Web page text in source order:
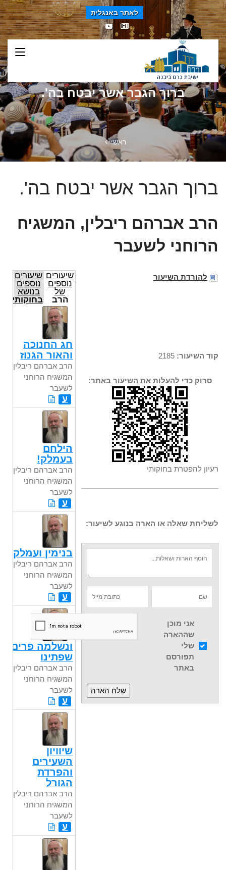
לאתר באנגלית
ברוך הגבר אשר יבטח בה'.
ראשי
ברוך הגבר אשר יבטח בה'.
הרב אברהם ריבלין, המשגיח
הרוחני לשעבר
להורדת השיעור
קוד השיעור:
סרוק כדי להעלות את השיעור באתר:
רעיון להפטרת בחוקותי
לשליחת שאלה או הארה בנוגע לשיעור:
אני מוכן
שההארה
שלי
תפורסם
באתר
שיעורים
נוספים
של
הרב
אברהם
ריבלין,
המשגיח
הרוחני
לשעבר
שיעורים
נוספים
בנושא
בחוקותי
חג החנוכה
והאור הגנוז
הרב אברהם ריבלין,
המשגיח הרוחני
לשעבר
ע
הילחם
בעמלק!
הרב אברהם ריבלין,
המשגיח הרוחני
לשעבר
ע
בנימין ועמלק
הרב אברהם ריבלין,
המשגיח הרוחני
לשעבר
ע
ונשלמה פרים
שפתינו
הרב אברהם ריבלין,
המשגיח הרוחני
לשעבר
ע
שיוויון
השעירים
והפרדת
הגורל
הרב אברהם ריבלין,
המשגיח הרוחני
לשעבר
ע